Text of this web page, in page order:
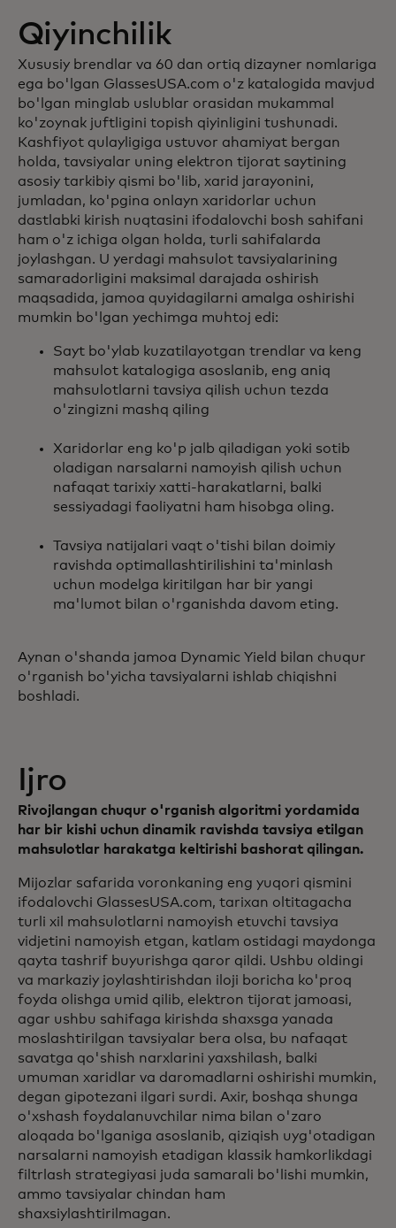
Qiyinchilik
Xususiy brendlar va 60 dan ortiq dizayner nomlariga
ega bo'lgan GlassesUSA.com o'z katalogida mavjud
bo'lgan minglab uslublar orasidan mukammal
ko'zoynak juftligini topish qiyinligini tushunadi.
Kashfiyot qulayligiga ustuvor ahamiyat bergan
holda, tavsiyalar uning elektron tijorat saytining
asosiy tarkibiy qismi bo'lib, xarid jarayonini,
jumladan, ko'pgina onlayn xaridorlar uchun
dastlabki kirish nuqtasini ifodalovchi bosh sahifani
ham o'z ichiga olgan holda, turli sahifalarda
joylashgan. U yerdagi mahsulot tavsiyalarining
samaradorligini maksimal darajada oshirish
maqsadida, jamoa quyidagilarni amalga oshirishi
mumkin bo'lgan yechimga muhtoj edi:
Sayt bo'ylab kuzatilayotgan trendlar va keng
mahsulot katalogiga asoslanib, eng aniq
mahsulotlarni tavsiya qilish uchun tezda
o'zingizni mashq qiling
Xaridorlar eng ko'p jalb qiladigan yoki sotib
oladigan narsalarni namoyish qilish uchun
nafaqat tarixiy xatti-harakatlarni, balki
sessiyadagi faoliyatni ham hisobga oling.
Tavsiya natijalari vaqt o'tishi bilan doimiy
ravishda optimallashtirilishini ta'minlash
uchun modelga kiritilgan har bir yangi
ma'lumot bilan o'rganishda davom eting.
Aynan o'shanda jamoa Dynamic Yield bilan chuqur
o'rganish bo'yicha tavsiyalarni ishlab chiqishni
boshladi.
Ijro
Rivojlangan chuqur o'rganish algoritmi yordamida
har bir kishi uchun dinamik ravishda tavsiya etilgan
mahsulotlar harakatga keltirishi bashorat qilingan.
Mijozlar safarida voronkaning eng yuqori qismini
ifodalovchi GlassesUSA.com, tarixan oltitagacha
turli xil mahsulotlarni namoyish etuvchi tavsiya
vidjetini namoyish etgan, katlam ostidagi maydonga
qayta tashrif buyurishga qaror qildi. Ushbu oldingi
va markaziy joylashtirishdan iloji boricha ko'proq
foyda olishga umid qilib, elektron tijorat jamoasi,
agar ushbu sahifaga kirishda shaxsga yanada
moslashtirilgan tavsiyalar bera olsa, bu nafaqat
savatga qo'shish narxlarini yaxshilash, balki
umuman xaridlar va daromadlarni oshirishi mumkin,
degan gipotezani ilgari surdi. Axir, boshqa shunga
o'xshash foydalanuvchilar nima bilan o'zaro
aloqada bo'lganiga asoslanib, qiziqish uyg'otadigan
narsalarni namoyish etadigan klassik hamkorlikdagi
filtrlash strategiyasi juda samarali bo'lishi mumkin,
ammo tavsiyalar chindan ham
shaxsiylashtirilmagan.